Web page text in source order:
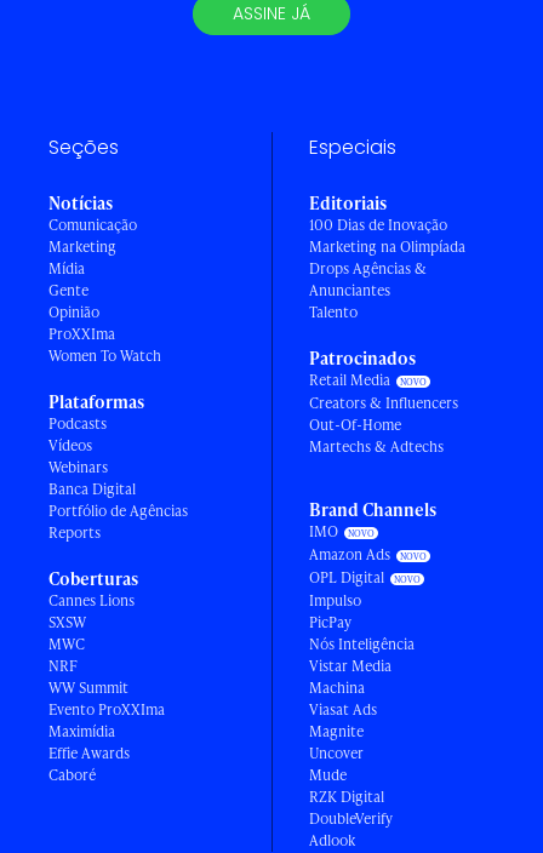
ASSINE JÁ
Seções
Notícias
Comunicação
Marketing
Mídia
Gente
Opinião
ProXXIma
Women To Watch
Plataformas
Podcasts
Vídeos
Webinars
Banca Digital
Portfólio de Agências
Reports
Coberturas
Cannes Lions
SXSW
MWC
NRF
WW Summit
Evento ProXXIma
Maximídia
Effie Awards
Caboré
Especiais
Editoriais
100 Dias de Inovação
Marketing na Olimpíada
Drops Agências &
Anunciantes
Talento
Patrocinados
Retail Media
Creators & Influencers
Out-Of-Home
Martechs & Adtechs
Brand Channels
IMO
Amazon Ads
OPL Digital
Impulso
PicPay
Nós Inteligência
Vistar Media
Machina
Viasat Ads
Magnite
Uncover
Mude
RZK Digital
DoubleVerify
Adlook